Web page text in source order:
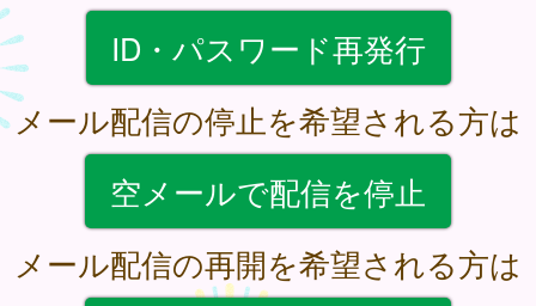
ID・パスワード再発行
メール配信の停止を希望される方は
空メールで配信を停止
メール配信の再開を希望される方は